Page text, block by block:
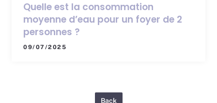
Quelle est la consommation
moyenne d’eau pour un foyer de 2
personnes ?
09/07/2025
Back